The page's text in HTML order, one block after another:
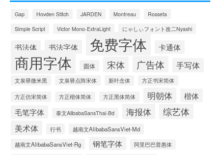
Gap Hovden Stitch JARDEN Montreau
Rosseta
Simple Script
Victor Mono-ExtraLight にゃしぃフォント改二Nyashi
书法体 书法字体 免费字体 卡通体
商用字体 圆体 宋体 广告体 手写体
文泉驿微米黑 文泉驿点阵宋体 新叶念体 方正书宋简体
方正仿宋简体 方正楷体简体 方正黑体简体 明朝体 楷体
毛笔字体 泰文AlibabaSansThai-Bd 海报体 综艺体
美术体 行书
越南文AlibabaSansViet-Md
越南文AlibabaSansViet-Rg
钢笔字体
阿里巴巴普惠体